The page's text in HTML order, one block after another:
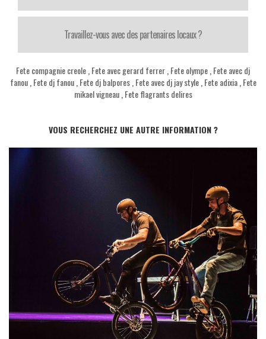
Travaillez-vous avec des partenaires locaux ?
Fete compagnie creole Fete avec gerard ferrer Fete olympe Fete avec dj
fanou, Fete dj fanou, Fete dj balpores, Fete avec dj jay style, Fete adixia, Fete
mikael vigneau, Fete flagrants delires
VOUS RECHERCHEZ UNE AUTRE INFORMATION ?